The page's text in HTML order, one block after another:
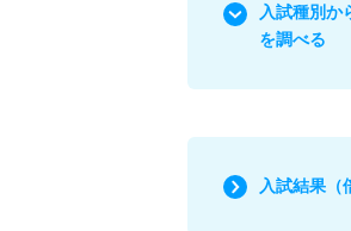
入試種別か
を調べる
入試結果（